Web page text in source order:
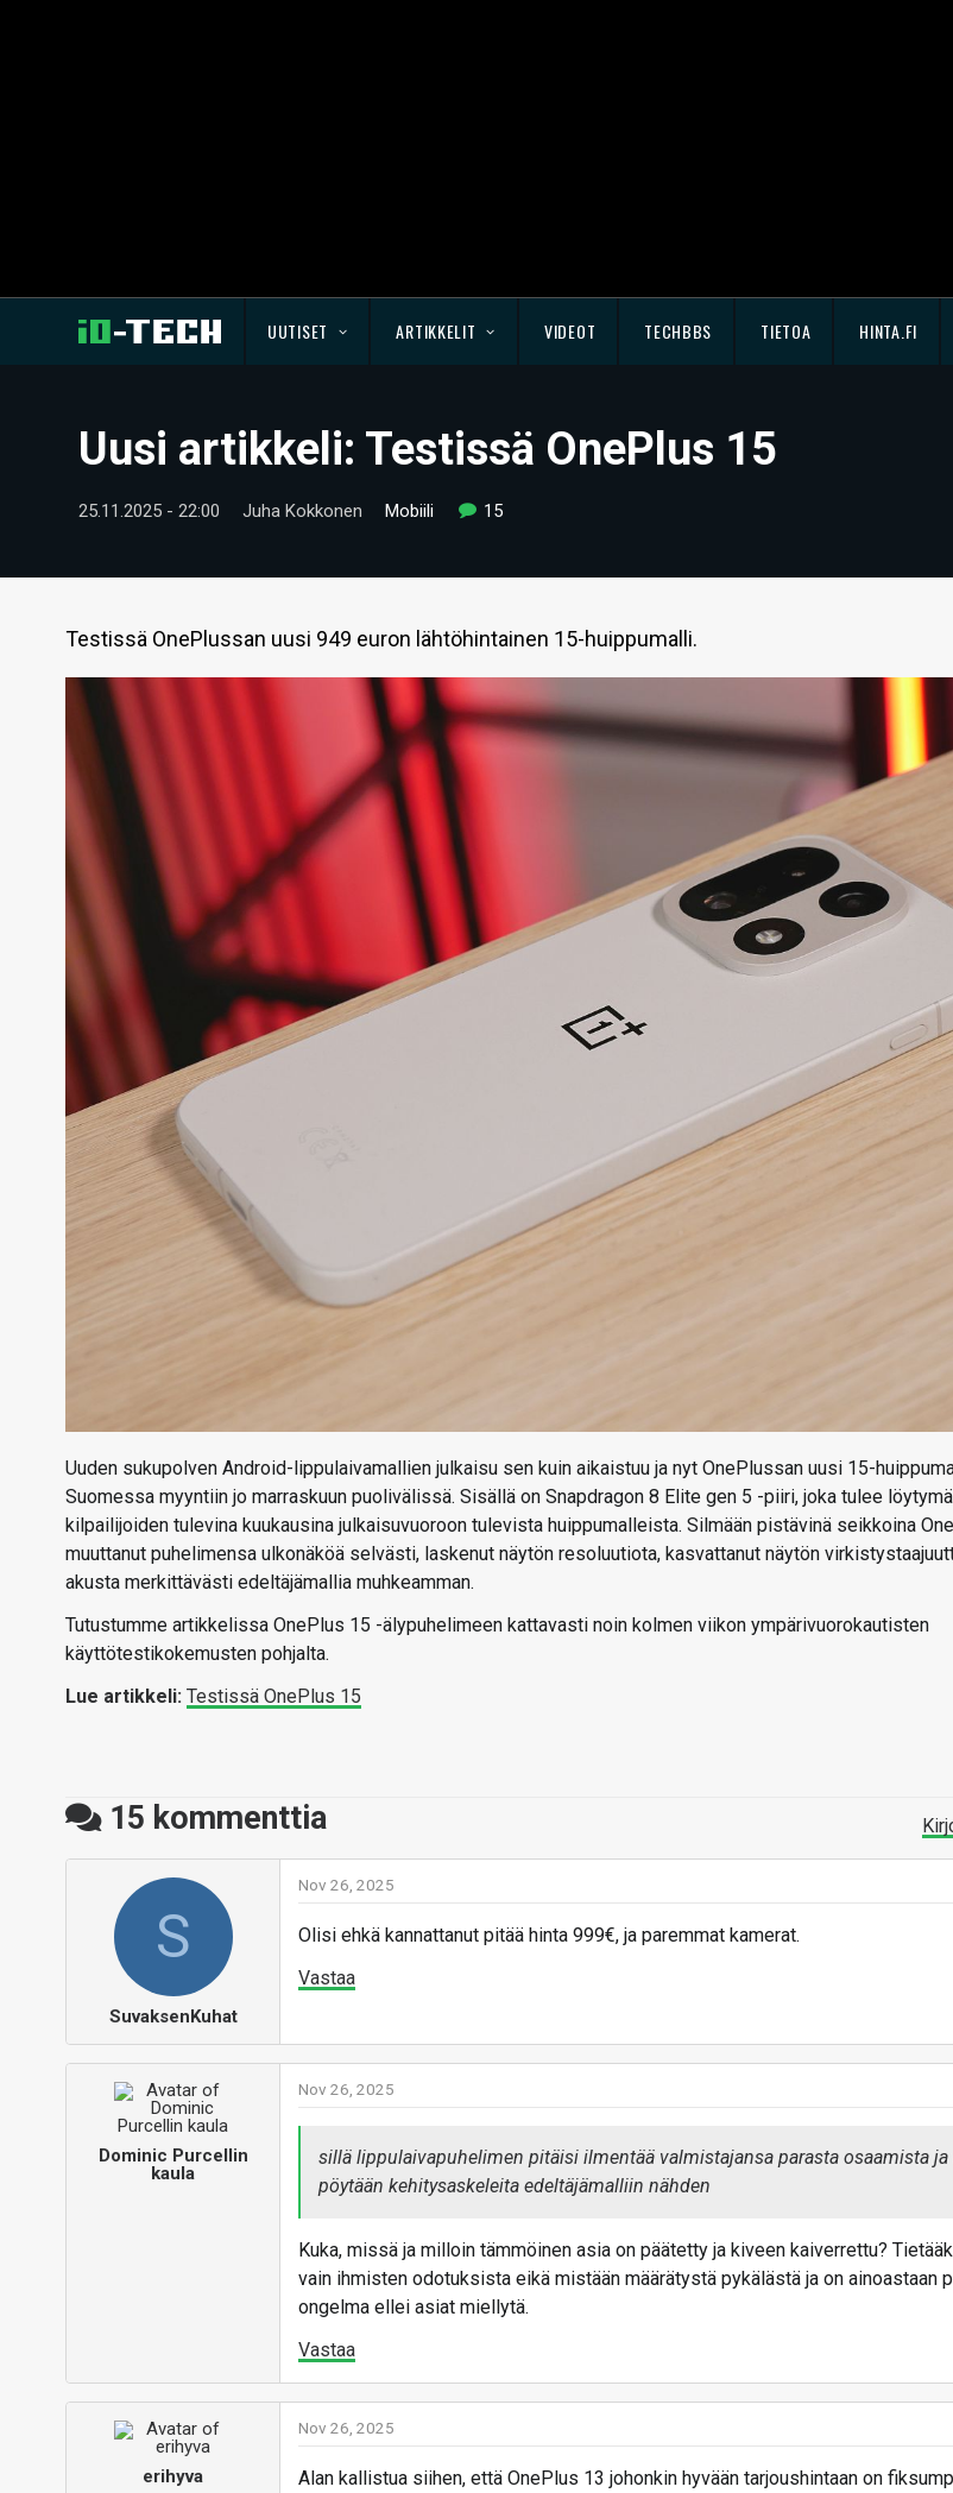
UUTISET ARTIKKELIT VIDEOT TECHBBS TIETOA HINTA.FI
Uusi artikkeli: Testissä OnePlus 15
25.11.2025 - 22:00 Juha Kokkonen Mobiili 15
Testissä OnePlussan uusi 949 euron lähtöhintainen 15-huippumalli.
Uuden sukupolven Android-lippulaivamallien julkaisu sen kuin aikaistuu ja nyt OnePlussan uusi 15-
Suomessa myyntiin jo marraskuun puolivälissä. Sisällä on Snapdragon 8 Elite gen 5 -piiri, joka tulee
kilpailijoiden tulevina kuukausina julkaisuvuoroon tulevista huippumalleista. Silmään pistävinä seikkoina
muuttanut puhelimensa ulkonäköä selvästi, laskenut näytön resoluutiota, kasvattanut näytön
akusta merkittävästi edeltäjämallia muhkeamman.
Tutustumme artikkelissa OnePlus 15 -älypuhelimeen kattavasti noin kolmen viikon ympärivuorokautisten
käyttötestikokemusten pohjalta.
Lue artikkeli: Testissä OnePlus 15
15 kommenttia
S
SuvaksenKuhat
Nov 26, 2025
Olisi ehkä kannattanut pitää hinta 999€, ja paremmat kamerat.
Vastaa
Dominic Purcellin
kaula
Nov 26, 2025
sillä lippulaivapuhelimen pitäisi ilmentää valmistajansa parasta osaamista ja
pöytään kehitysaskeleita edeltäjämalliin nähden
Kuka, missä ja milloin tämmöinen asia on päätetty ja kiveen kaiverrettu?
vain ihmisten odotuksista eikä mistään määrätystä pykälästä ja on ainoastaan
ongelma ellei asiat miellytä.
Vastaa
erihyva
Nov 26, 2025
Alan kallistua siihen, että OnePlus 13 johonkin hyvään tarjoushintaan on